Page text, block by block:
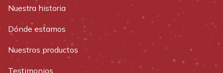
Nuestra historia
Dónde estamos
Nuestros productos
Testimonios